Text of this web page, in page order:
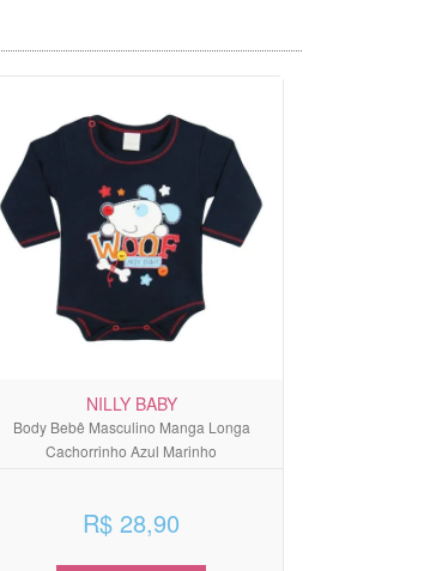
NILLY BABY
Body Bebê Masculino Manga Longa
Cachorrinho Azul Marinho
R$ 28,90